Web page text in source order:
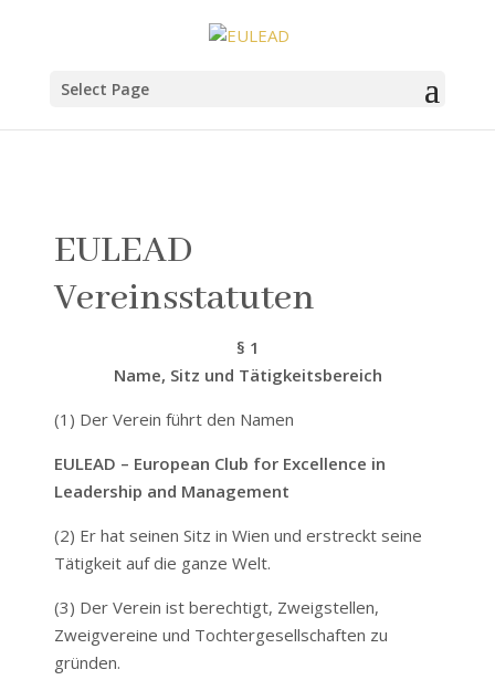
Select Page
EULEAD
Vereinsstatuten
§ 1
Name, Sitz und Tätigkeitsbereich
(1) Der Verein führt den Namen
EULEAD – European Club for Excellence in
Leadership and Management
(2) Er hat seinen Sitz in Wien und erstreckt seine
Tätigkeit auf die ganze Welt.
(3) Der Verein ist berechtigt, Zweigstellen,
Zweigvereine und Tochtergesellschaften zu
gründen.